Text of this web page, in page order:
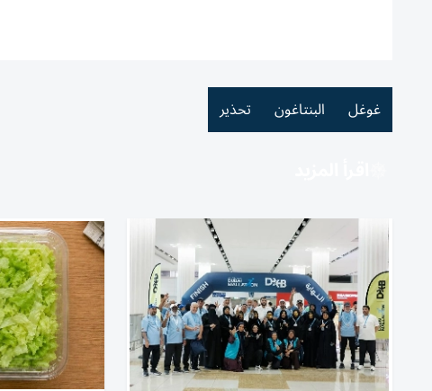
غوغل البنتاغون تحذير